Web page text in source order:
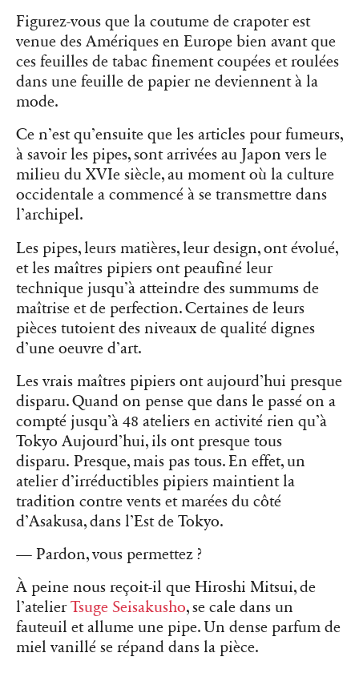
Figurez-vous que la coutume de crapoter est
venue des Amériques en Europe bien avant que
ces feuilles de tabac finement coupées et roulées
dans une feuille de papier ne deviennent à la
mode.
Ce n’est qu’ensuite que les articles pour fumeurs,
à savoir les pipes, sont arrivées au Japon vers le
milieu du XVIe siècle, au moment où la culture
occidentale a commencé à se transmettre dans
l’archipel.
Les pipes, leurs matières, leur design, ont évolué,
et les maîtres pipiers ont peaufiné leur
technique jusqu’à atteindre des summums de
maîtrise et de perfection. Certaines de leurs
pièces tutoient des niveaux de qualité dignes
d’une oeuvre d’art.
Les vrais maîtres pipiers ont aujourd’hui presque
disparu. Quand on pense que dans le passé on a
compté jusqu’à 48 ateliers en activité rien qu’à
Tokyo Aujourd’hui, ils ont presque tous
disparu. Presque, mais pas tous. En effet, un
atelier d’irréductibles pipiers maintient la
tradition contre vents et marées du côté
d’Asakusa, dans l’Est de Tokyo.
— Pardon, vous permettez ?
À peine nous reçoit-il que Hiroshi Mitsui, de
l’atelierTsuge Seisakusho, se cale dans un
fauteuil et allume une pipe. Un dense parfum de
miel vanillé se répand dans la pièce.